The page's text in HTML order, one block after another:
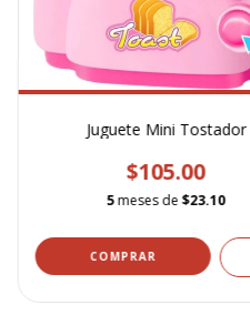
Juguete Mini Tostador
$105.00
5meses de$23.10